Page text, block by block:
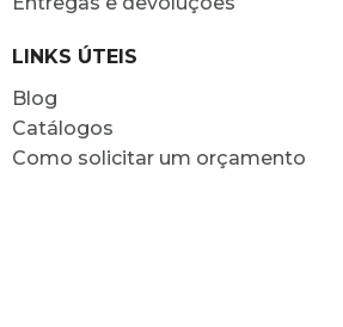
LINKS ÚTEIS
Blog
Catálogos
Como solicitar um orçamento